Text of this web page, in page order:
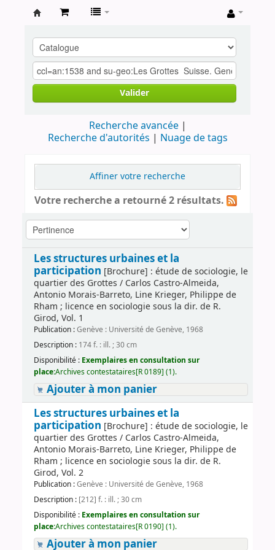
contestataires
Valider
Recherche avancée
Recherche d'autorités
Nuage de tags
Affiner votre recherche
Votre recherche a retourné 2 résultats.
Les structures urbaines et la
participation [Brochure] : étude de sociologie, le
quartier des Grottes / Carlos Castro-Almeida,
Antonio Morais-Barreto, Line Krieger, Philippe de
Rham ; licence en sociologie sous la dir. de R.
Girod, Vol. 1
Publication :Genève : Université de Genève, 1968
Description : 174 f. : ill. ; 30 cm
Disponibilité : Exemplaires en consultation sur
place:Archives contestataires[R 0189] (1).
Ajouter à mon panier
Les structures urbaines et la
participation [Brochure] : étude de sociologie, le
quartier des Grottes / Carlos Castro-Almeida,
Antonio Morais-Barreto, Line Krieger, Philippe de
Rham ; licence en sociologie sous la dir. de R.
Girod, Vol. 2
Publication :Genève : Université de Genève, 1968
Description : [212] f. : ill. ; 30 cm
Disponibilité : Exemplaires en consultation sur
place:Archives contestataires[R 0190] (1).
Ajouter à mon panier